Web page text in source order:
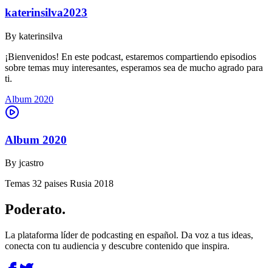
katerinsilva2023
By katerinsilva
¡Bienvenidos! En este podcast, estaremos compartiendo episodios
sobre temas muy interesantes, esperamos sea de mucho agrado para
ti.
Album 2020
Album 2020
By jcastro
Temas 32 paises Rusia 2018
Poderato.
La plataforma líder de podcasting en español. Da voz a tus ideas,
conecta con tu audiencia y descubre contenido que inspira.